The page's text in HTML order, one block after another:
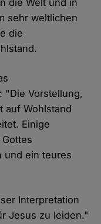
die Welt und in
sehr weltlichen
die
"Die Vorstellung,
auf Wohlstand
Einige
und ein teures
Interpretation
Jesus zu leiden."